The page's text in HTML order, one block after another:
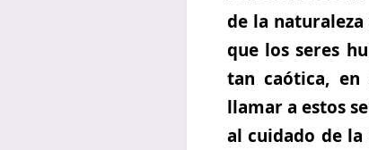
de la
que los seres
tan caótica, en
llamar a estos
al cuidado de